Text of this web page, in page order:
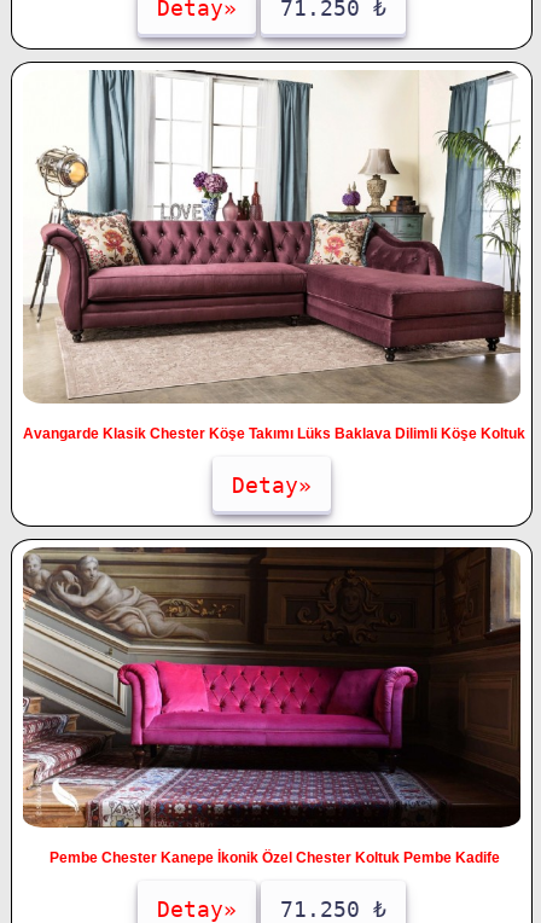
Detay» 71.250 ₺
Avangarde Klasik Chester Köşe Takımı Lüks Baklava Dilimli Köşe Koltuk
Detay»
Pembe Chester Kanepe İkonik Özel Chester Koltuk Pembe Kadife
Detay» 71.250 ₺